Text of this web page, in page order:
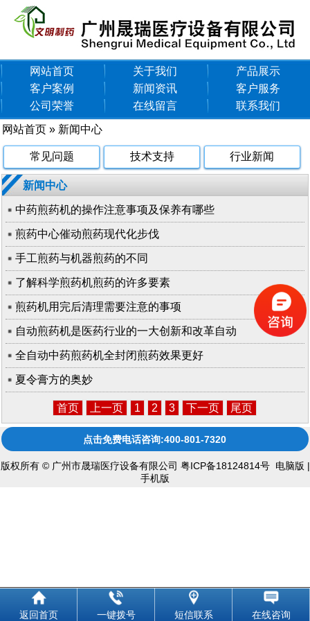
网站首页 关于我们
产品展示
客户案例
新闻资讯
客户服务
公司荣誉
在线留言
联系我们
网站首页 » 新闻中心
常见问题 技术支持 行业新闻
新闻中心
中药煎药机的操作注意事项及保养有哪些
煎药中心催动煎药现代化步伐
手工煎药与机器煎药的不同
了解科学煎药机煎药的许多要素
煎药机用完后清理需要注意的事项
自动煎药机是医药行业的一大创新和改革自动
全自动中药煎药机全封闭煎药效果更好
夏令膏方的奥妙
首页 上一页 1 2 3 下一页 尾页
点击免费电话咨询:400-801-7320
版权所有 © 广州市晟瑞医疗设备有限公司 粤ICP备18124814号 电脑版 |
手机版
返回首页 一键拨号 短信联系 在线咨询